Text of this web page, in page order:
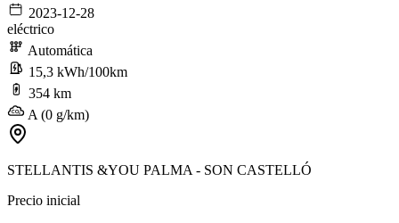
2023-12-28
eléctrico
Automática
15,3 kWh/100km
354 km
A (0 g/km)
STELLANTIS &YOU PALMA - SON CASTELLÓ
Precio inicial